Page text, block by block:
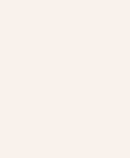
imperturbable sonrisa de
era verdad lo que decía, por
decir era puro reflejo del
al reclamo de Dios de que
Cuanto yo más la miraba,
misterio descubría. Yo la
y madre recién estrenadita,